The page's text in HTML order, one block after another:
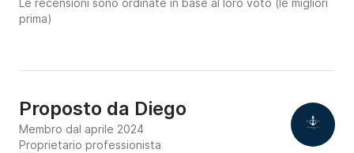
Le recensioni sono ordinate in base al loro voto (le migliori
prima)
Proposto da Diego
Membro dal aprile 2024
Proprietario professionista